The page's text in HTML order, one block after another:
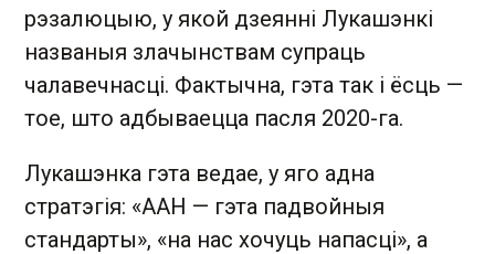
рэзалюцыю, у якой дзеянні Лукашэнкі
названыя злачынствам супраць
чалавечнасці. Фактычна, гэта так і ёсць —
тое, што адбываецца пасля 2020-га.
Лукашэнка гэта ведае, у яго адна
стратэгія: «ААН — гэта падвойныя
стандарты», «на нас хочуць напасці», а